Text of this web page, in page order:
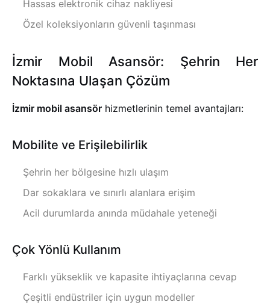
Hassas elektronik cihaz nakliyesi
Özel koleksiyonların güvenli taşınması
İzmir Mobil Asansör: Şehrin Her
Noktasına Ulaşan Çözüm
İzmir mobil asansör hizmetlerinin temel avantajları:
Mobilite ve Erişilebilirlik
Şehrin her bölgesine hızlı ulaşım
Dar sokaklara ve sınırlı alanlara erişim
Acil durumlarda anında müdahale yeteneği
Çok Yönlü Kullanım
Farklı yükseklik ve kapasite ihtiyaçlarına cevap
Çeşitli endüstriler için uygun modeller